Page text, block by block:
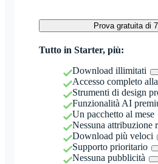
Prova gratuita di
Tutto in Starter, più:
Download illimitati
Accesso completo
Strumenti di design
Funzionalità AI
Un pacchetto al mese
Nessuna attribuzione
Download più veloci
Supporto prioritario
Nessuna pubblicità